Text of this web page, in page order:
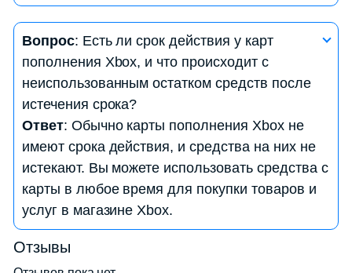
Вопрос: Могу ли я передать карту пополнения
Xbox другому пользователю?
Ответ: Да, вы можете передать код с карты
пополнения Xbox другому пользователю, и они
смогут активировать карту на своем аккаунте
Xbox.
Вопрос: Есть ли срок действия у карт
пополнения Xbox, и что происходит с
неиспользованным остатком средств после
истечения срока?
Ответ: Обычно карты пополнения Xbox не
имеют срока действия, и средства на них не
истекают. Вы можете использовать средства с
карты в любое время для покупки товаров и
услуг в магазине Xbox.
Отзывы